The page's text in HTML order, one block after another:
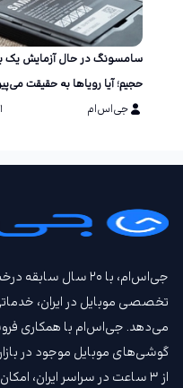
سامسونگ در حال آزمایش یک
حجیم؛ آیا رویاها به حقیقت
جی‌اس‌ام
۱۱
جی‌اس‌ام، با ۲۰ سال
تخصصی موبایل در ایران،
می‌دهد. جی‌اس‌ام با همکاری
گوشی‌های موبایل موجود در
از ۳ ساعت در سراسر ایران،